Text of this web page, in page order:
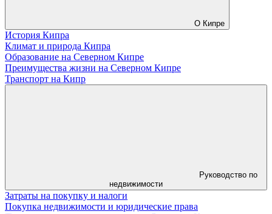
О Кипре
История Кипра
Климат и природа Кипра
Образование на Северном Кипре
Преимущества жизни на Северном Кипре
Транспорт на Кипр
Руководство по
недвижимости
Затраты на покупку и налоги
Покупка недвижимости и юридические права